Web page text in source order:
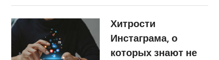
Хитрости
Инстаграма, о
которых знают не